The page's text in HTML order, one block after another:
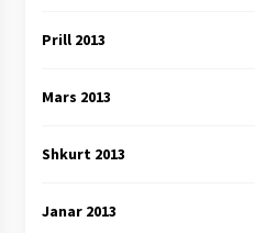
Prill 2013
Mars 2013
Shkurt 2013
Janar 2013